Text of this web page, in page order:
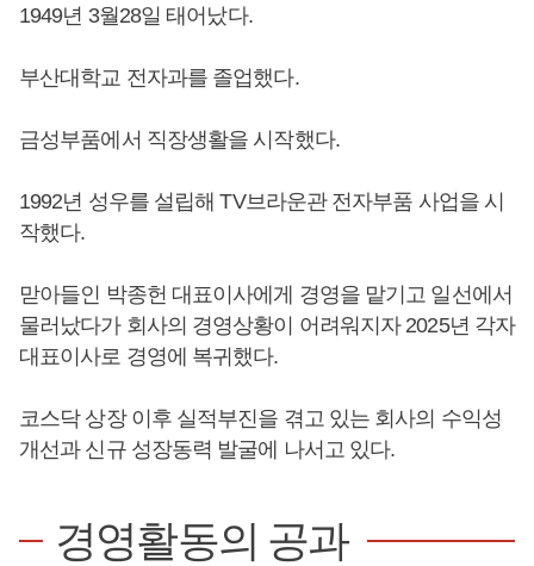
1949년 3월28일 태어났다.
부산대학교 전자과를 졸업했다.
금성부품에서 직장생활을 시작했다.
1992년 성우를 설립해 TV브라운관 전자부품 사업을 시
작했다.
맏아들인 박종헌 대표이사에게 경영을 맡기고 일선에서
물러났다가 회사의 경영상황이 어려워지자 2025년 각자
대표이사로 경영에 복귀했다.
코스닥 상장 이후 실적부진을 겪고 있는 회사의 수익성
개선과 신규 성장동력 발굴에 나서고 있다.
경영활동의 공과